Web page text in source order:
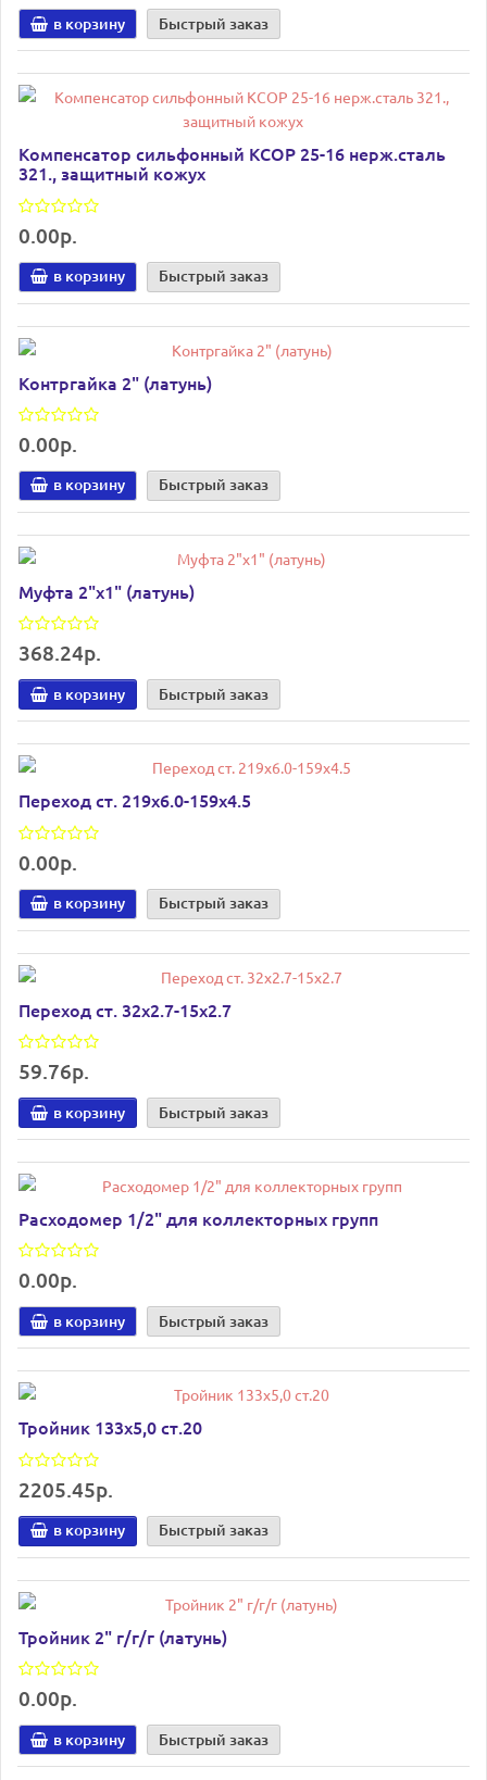
в корзину Быстрый заказ
Компенсатор сильфонный КСОР 25-16 нерж.сталь
321., защитный кожух
0.00р.
в корзину Быстрый заказ
Контргайка 2" (латунь)
0.00р.
в корзину Быстрый заказ
Муфта 2"х1" (латунь)
368.24р.
в корзину Быстрый заказ
Переход ст. 219х6.0-159х4.5
0.00р.
в корзину Быстрый заказ
Переход ст. 32х2.7-15х2.7
59.76р.
в корзину Быстрый заказ
Расходомер 1/2" для коллекторных групп
0.00р.
в корзину Быстрый заказ
Тройник 133х5,0 ст.20
2205.45р.
в корзину Быстрый заказ
Тройник 2" г/г/г (латунь)
0.00р.
в корзину Быстрый заказ